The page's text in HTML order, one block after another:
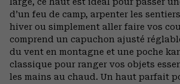
large, ce haut est idéal pour passer
d’un feu de camp, arpenter les
hiver ou simplement aller faire vos
comprend un capuchon ajusté
du vent en montagne et une poche
classique pour ranger vos objets
les mains au chaud. Un haut parfait